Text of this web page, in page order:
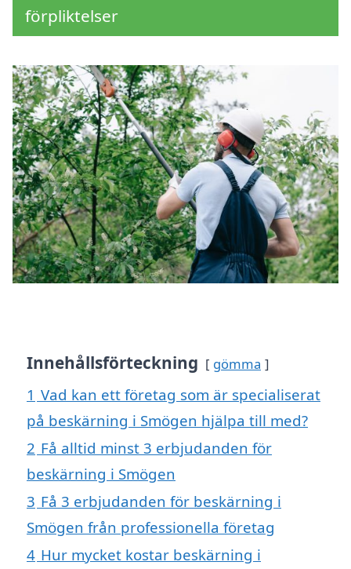
förpliktelser
Innehållsförteckning gömma
1 Vad kan ett företag som är specialiserat
på beskärning i Smögen hjälpa till med?
2 Få alltid minst 3 erbjudanden för
beskärning i Smögen
3 Få 3 erbjudanden för beskärning i
Smögen från professionella företag
4 Hur mycket kostar beskärning i